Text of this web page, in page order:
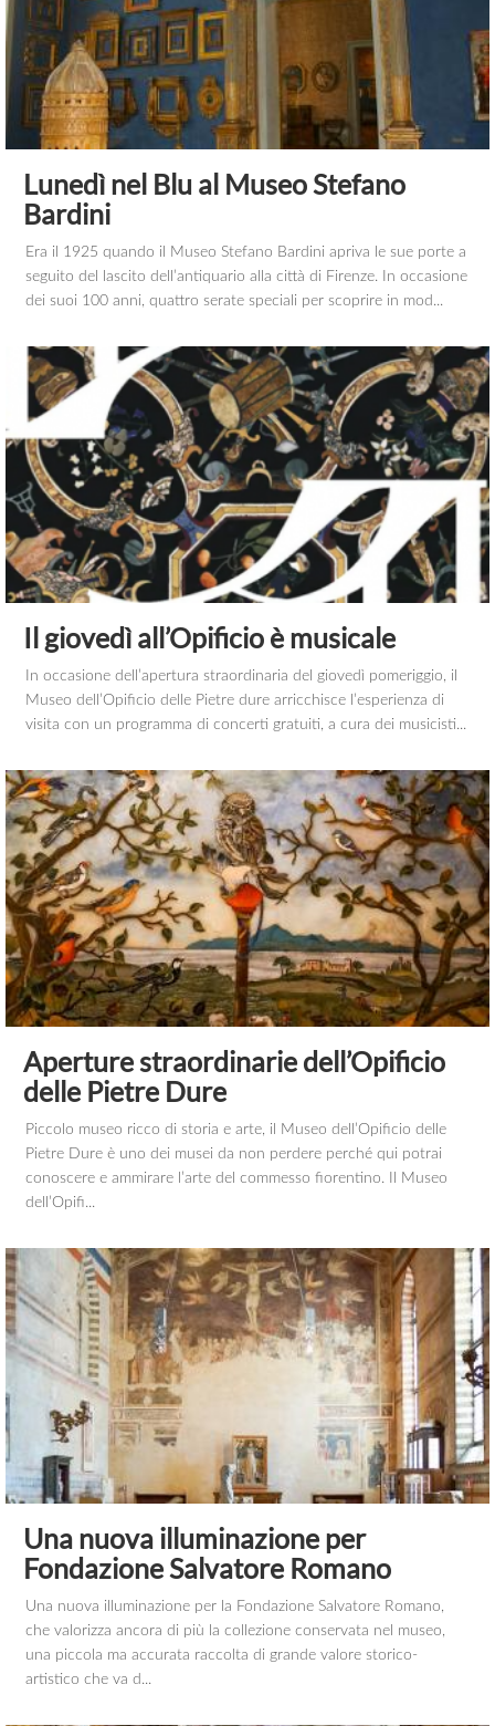
Lunedì nel Blu al Museo Stefano
Bardini
Era il 1925 quando il Museo Stefano Bardini apriva le sue porte a
seguito del lascito dell’antiquario alla città di Firenze. In occasione
dei suoi 100 anni, quattro serate speciali per scoprire in mod...
Il giovedì all’Opificio è musicale
In occasione dell’apertura straordinaria del giovedì pomeriggio, il
Museo dell’Opificio delle Pietre dure arricchisce l’esperienza di
visita con un programma di concerti gratuiti, a cura dei musicisti...
Aperture straordinarie dell’Opificio
delle Pietre Dure
Piccolo museo ricco di storia e arte, il Museo dell’Opificio delle
Pietre Dure è uno dei musei da non perdere perché qui potrai
conoscere e ammirare l’arte del commesso fiorentino. Il Museo
dell’Opifi...
Una nuova illuminazione per
Fondazione Salvatore Romano
Una nuova illuminazione per la Fondazione Salvatore Romano,
che valorizza ancora di più la collezione conservata nel museo,
una piccola ma accurata raccolta di grande valore storico-
artistico che va d...